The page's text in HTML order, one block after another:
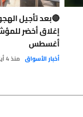
🔴بعد تأجيل
إغلاق أخضر
أغسطس
أخبار الأسواق منذ 4 أيام